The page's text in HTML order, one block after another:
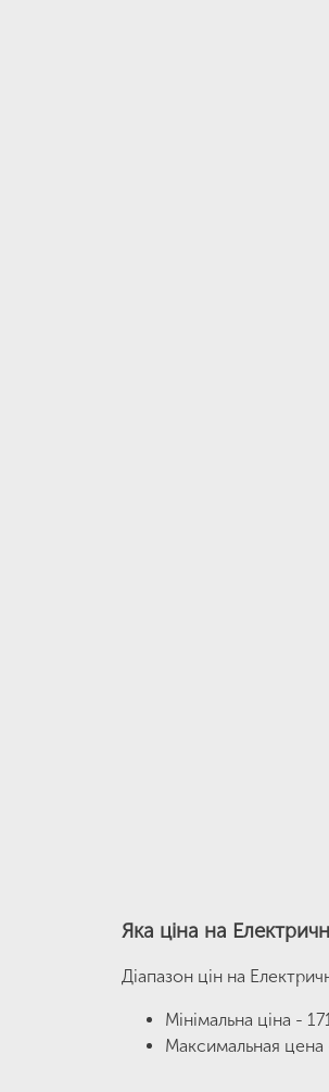
Яка ціна на
Діапазон цін на
Мінімальна ціна -
Максимальная цена